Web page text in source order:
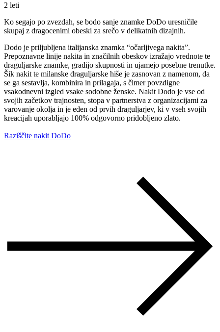
2 leti
Ko segajo po zvezdah, se bodo sanje znamke DoDo uresničile
skupaj z dragocenimi obeski za srečo v delikatnih dizajnih.
Dodo je priljubljena italijanska znamka “očarljivega nakita”.
Prepoznavne linije nakita in značilnih obeskov izražajo vrednote te
draguljarske znamke, gradijo skupnosti in ujamejo posebne trenutke.
Šik nakit te milanske draguljarske hiše je zasnovan z namenom, da
se ga sestavlja, kombinira in prilagaja, s čimer povzdigne
vsakodnevni izgled vsake sodobne ženske. Nakit Dodo je vse od
svojih začetkov trajnosten, stopa v partnerstva z organizacijami za
varovanje okolja in je eden od prvih draguljarjev, ki v vseh svojih
kreacijah uporabljajo 100% odgovorno pridobljeno zlato.
Raziščite nakit DoDo